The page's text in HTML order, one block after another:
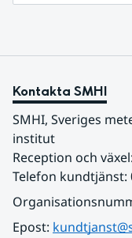
Kontakta SMHI
SMHI, Sveriges
institut
Reception och
Telefon kundtjänst:
Epost: